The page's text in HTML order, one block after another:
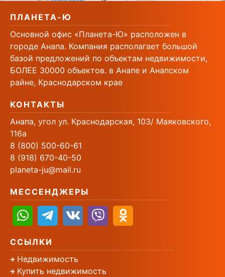
ПЛАНЕТА-Ю
Основной офис «Планета-Ю» расположен в
городе Анапа. Компания располагает большой
базой предложений по объектам недвижимости,
БОЛЕЕ 30000 объектов. в Анапе и Анапском
райне, Краснодарском крае
КОНТАКТЫ
Анапа, угол ул. Краснодарская, 103/ Маяковского,
116а
8 (800) 500-60-61
8 (918) 670-40-50
planeta-ju@mail.ru
МЕССЕНДЖЕРЫ
ССЫЛКИ
Недвижимость
Купить недвижимость